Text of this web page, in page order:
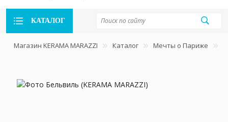
КАТАЛОГ
Магазин KERAMA MARAZZI Каталог Мечты о Париже